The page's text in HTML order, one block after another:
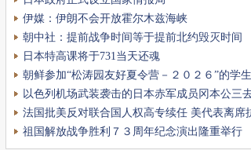
伊媒：伊朗不会开放霍尔木兹海峡
朝中社：提前战争时间等于提前北约毁灭时间
日本特高课将于731当天还魂
朝鲜参加“松涛园友好夏令营－２０２６”的学
夏令营团参观平壤市各处
以色列机场武装袭击的日本赤军成员冈本公三
终年78岁！
法国批美反对联合国人权高专续任 美代表离席
祖国解放战争胜利７３周年纪念演出隆重举行